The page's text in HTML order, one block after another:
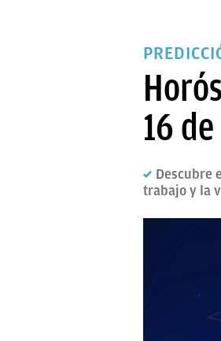
16
Descubre
trabajo y la